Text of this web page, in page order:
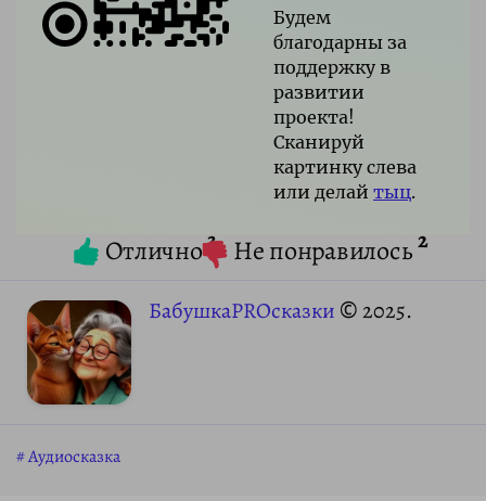
Будем
благодарны за
поддержку в
развитии
проекта!
Сканируй
картинку слева
или делай тыц.
Отлично3 Не понравилось2
БабушкаPROсказки © 2025.
Аудиосказка